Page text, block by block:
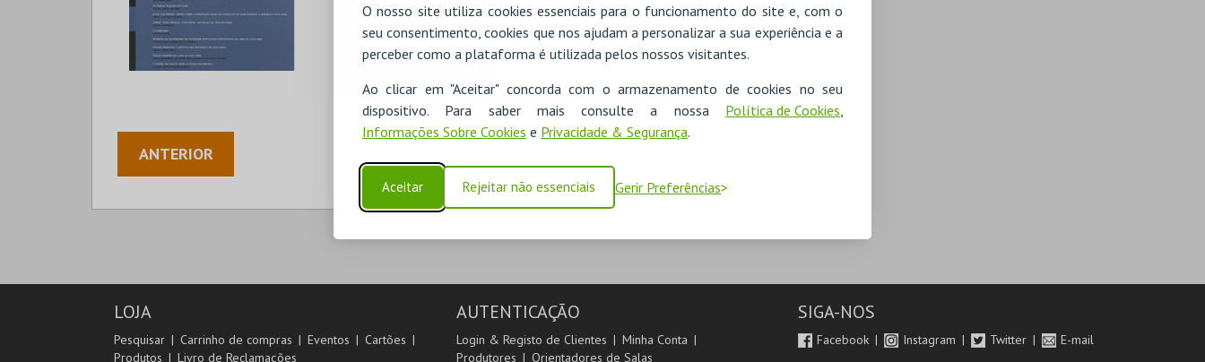
O nosso site utiliza cookies essenciais para o funcionamento do site e, com o
seu consentimento, cookies que nos ajudam a personalizar a sua experiência e a
perceber como a plataforma é utilizada pelos nossos visitantes.
Ao clicar em "Aceitar" concorda com o armazenamento de cookies no seu
dispositivo. Para saber mais consulte a nossa Política de Cookies
Informações Sobre Cookies e Privacidade & Segurança.
Aceitar Rejeitar não essenciais Gerir Preferências
ADICIONAR
ANTERIOR
LOJA
Pesquisar Carrinho de compras Eventos
Cartões
Produtos
Livro de Reclamações
AUTENTICAÇÃO
Login & Registo de Clientes
Minha Conta
Produtores
Orientadores de Salas
SIGA-NOS
Facebook Instagram Twitter E-mail